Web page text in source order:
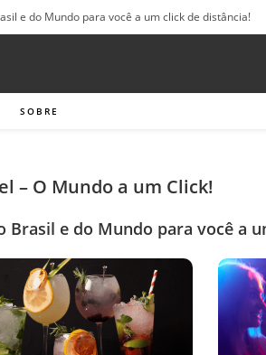
e do Mundo para você a um click de distância!
SOBRE
– O Mundo a um Click!
Brasil e do Mundo para você a